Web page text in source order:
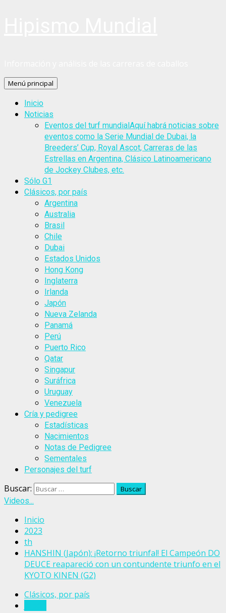
Menú principal
Inicio
Noticias
Eventos del turf mundialAquí habrá noticias sobre
eventos como la Serie Mundial de Dubai, la
Breeders’ Cup, Royal Ascot, Carreras de las
Estrellas en Argentina, Clásico Latinoamericano
de Jockey Clubes, etc.
Sólo G1
Clásicos, por país
Argentina
Australia
Brasil
Chile
Dubai
Estados Unidos
Hong Kong
Inglaterra
Irlanda
Japón
Nueva Zelanda
Panamá
Perú
Puerto Rico
Qatar
Singapur
Suráfrica
Uruguay
Venezuela
Cría y pedigree
Estadísticas
Nacimientos
Notas de Pedigree
Sementales
Personajes del turf
Buscar:
Videos...
Inicio
2023
th
HANSHIN (Japón): ¡Retorno triunfal! El Campeón DO
DEUCE reapareció con un contundente triunfo en el
KYOTO KINEN (G2)
Clásicos, por país